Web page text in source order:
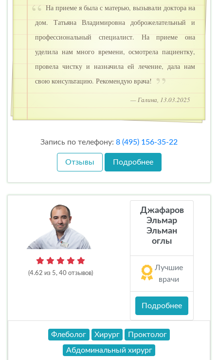
На приеме я была с матерью, вызывали доктора на
дом. Татьяна Владимировна доброжелательный и
профессиональный специалист. На приеме она
уделила нам много времени, осмотрела пациентку,
провела чистку и назначила ей лечение, дала нам
свою консультацию. Рекомендую врача!
— Галина, 13.03.2025
Запись по телефону: 8 (495) 156-35-22
Отзывы Подробнее
(4.62 из 5, 40 отзывов)
Джафаров
Эльмар
Эльман
оглы
Лучшие
врачи
Подробнее
Флеболог Хирург
Проктолог
Абдоминальный хирург